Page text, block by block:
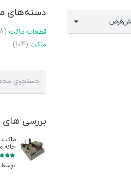
دسته‌های
قطعات ماکت (28)
ماکت (104)
جستجو
برای:
بررسی های
ماکت
خانه